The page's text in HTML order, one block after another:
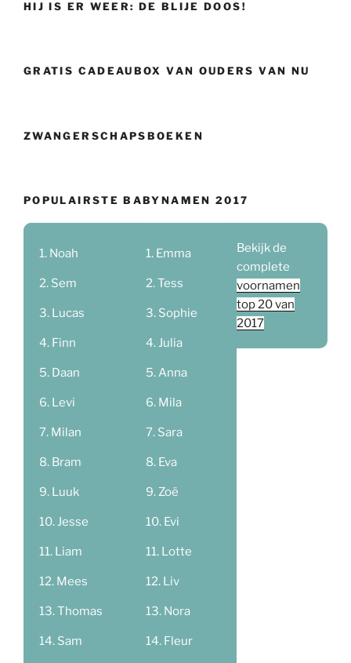
HIJ IS ER WEER: DE BLIJE DOOS!
GRATIS CADEAUBOX VAN OUDERS VAN NU
ZWANGERSCHAPSBOEKEN
POPULAIRSTE BABYNAMEN 2017
Noah
Sem
Lucas
Finn
Daan
Levi
Milan
Bram
Luuk
Jesse
Liam
Mees
Thomas
Sam
Emma
Tess
Sophie
Julia
Anna
Mila
Sara
Eva
Zoë
Evi
Lotte
Liv
Nora
Fleur
Bekijk de
complete
voornamen
top 20 van
2017